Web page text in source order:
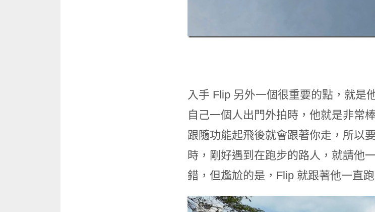
入手 Flip 另外一個很重要的點，就是
自己一個人出門外拍時，他就是非常
跟隨功能起飛後就會跟著你走，所以
時，剛好遇到在跑步的路人，就請他
錯，但尷尬的是，Flip 就跟著他一直